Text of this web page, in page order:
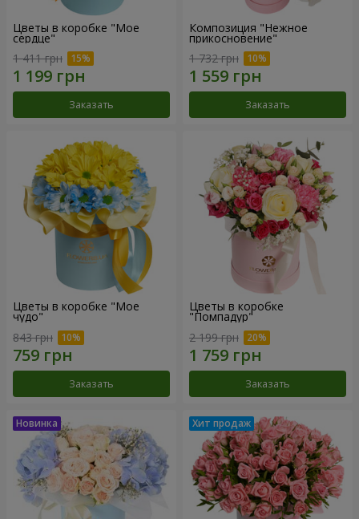
Цветы в коробке "Мое
сердце"
1 411 грн
Заказать
Композиция "Нежное
прикосновение"
1 732 грн
Заказать
Цветы в коробке "Мое
чудо"
843 грн
Заказать
Цветы в коробке
"Помпадур"
2 199 грн
Заказать